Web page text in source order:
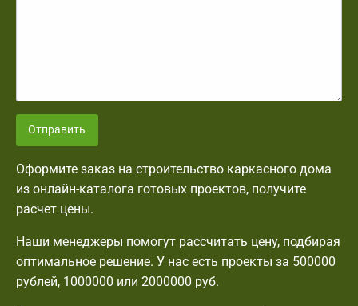
Отправить
Оформите заказ на строительство каркасного дома
из онлайн-каталога готовых проектов, получите
расчет цены.
Наши менеджеры помогут рассчитать цену, подбирая
оптимальное решение. У нас есть проекты за 500000
рублей, 1000000 или 2000000 руб.